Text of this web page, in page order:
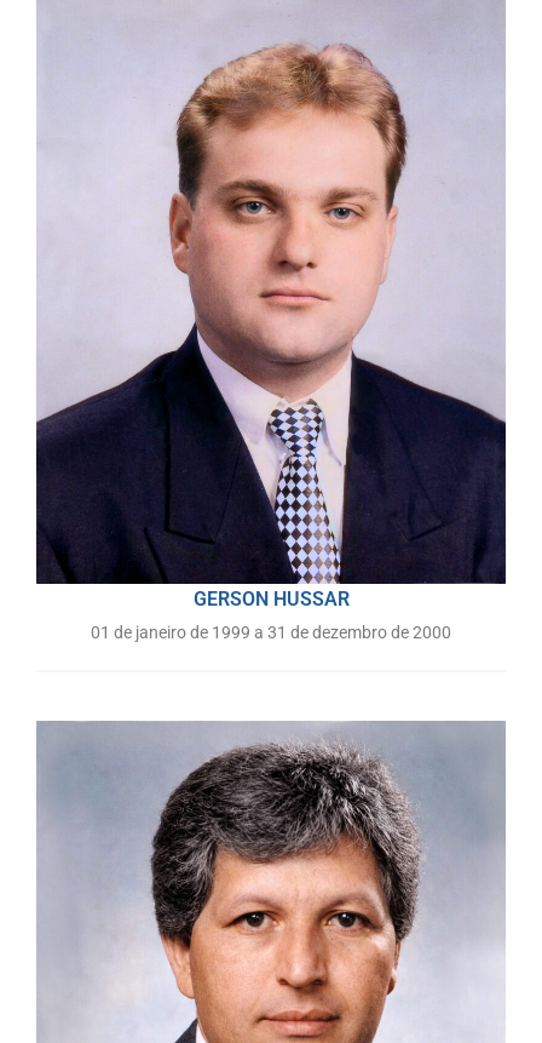
GERSON HUSSAR
01 de janeiro de 1999 a 31 de dezembro de 2000